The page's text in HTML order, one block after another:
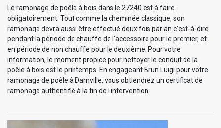
Le ramonage de poêle à bois dans le 27240 est à faire
obligatoirement. Tout comme la cheminée classique, son
ramonage devra aussi être effectué deux fois par an c’est-à-dire
pendant la période de chauffe de l’accessoire pour le premier, et
en période de non chauffe pour le deuxième. Pour votre
information, le moment propice pour nettoyer le conduit de la
poêle à bois est le printemps. En engageant Brun Luigi pour votre
ramonage de poêle à Damville, vous obtiendrez un certificat de
ramonage authentifié à la fin de l’intervention.